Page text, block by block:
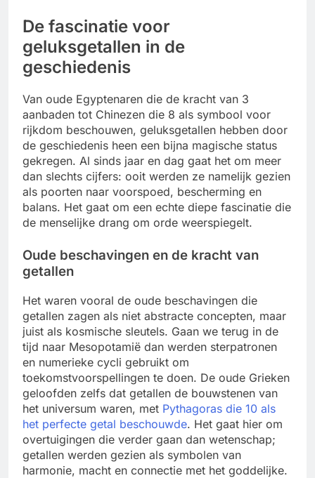
De fascinatie voor
geluksgetallen in de
geschiedenis
Van oude Egyptenaren die de kracht van 3
aanbaden tot Chinezen die 8 als symbool voor
rijkdom beschouwen, geluksgetallen hebben door
de geschiedenis heen een bijna magische status
gekregen. Al sinds jaar en dag gaat het om meer
dan slechts cijfers: ooit werden ze namelijk gezien
als poorten naar voorspoed, bescherming en
balans. Het gaat om een echte diepe fascinatie die
de menselijke drang om orde weerspiegelt.
Oude beschavingen en de kracht van
getallen
Het waren vooral de oude beschavingen die
getallen zagen als niet abstracte concepten, maar
juist als kosmische sleutels. Gaan we terug in de
tijd naar Mesopotamië dan werden sterpatronen
en numerieke cycli gebruikt om
toekomstvoorspellingen te doen. De oude Grieken
geloofden zelfs dat getallen de bouwstenen van
het universum waren, met Pythagoras die 10 als
het perfecte getal beschouwde. Het gaat hier om
overtuigingen die verder gaan dan wetenschap;
getallen werden gezien als symbolen van
harmonie, macht en connectie met het goddelijke.